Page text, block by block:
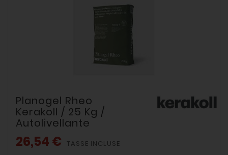
Planogel Rheo
Kerakoll / 25 Kg /
Autolivellante
26,54 € TASSE INCLUSE